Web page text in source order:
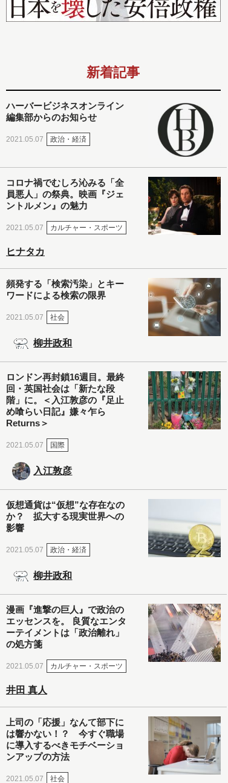
新着記事
ハーバービジネスオンライン
編集部からのお知らせ
2021.05.07 政治・経済
コロナ禍でむしろ沁みる「全
員悪人」の祭典。映画『ジェ
ントルメン』の魅力
2021.05.07 カルチャー・スポーツ
ヒナタカ
頻発する「検索汚染」とキー
ワードによる検索の限界
2021.05.07 社会
柳井政和
ロンドン再封鎖16週目。最終
回・英国社会は「新たな段
階」に。＜入江敦彦の『足止
め喰らい日記』嫌々乍ら
Returns＞
2021.05.07 国際
入江敦彦
仮想通貨は“仮想”な存在なの
か？ 拡大する現実世界への
影響
2021.05.07 政治・経済
柳井政和
漫画『進撃の巨人』で政治の
エッセンスを。 良質なエンタ
ーテイメントは「政治離れ」
の処方箋
2021.05.07 カルチャー・スポーツ
井田 真人
上司の「応援」なんて部下に
は響かない！？ 今すぐ職場
に導入するべきモチベーショ
ンアップの方法
2021.05.07 社会